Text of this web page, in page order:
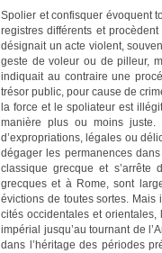
Spolier et confisquer évoquent
registres différents et
désignait un acte violent,
geste de voleur ou de pilleur,
indiquait au contraire une
trésor public, pour cause de
la force et le spoliateur est
manière plus ou moins
d’expropriations, légales ou
dégager les permanences
classique grecque et s’arrête
grecques et à Rome, sont
évictions de toutes sortes. Mais
cités occidentales et
impérial jusqu’au tournant de
dans l’héritage des périodes